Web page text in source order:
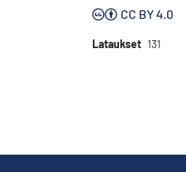
CC BY 4.0
Lataukset 131